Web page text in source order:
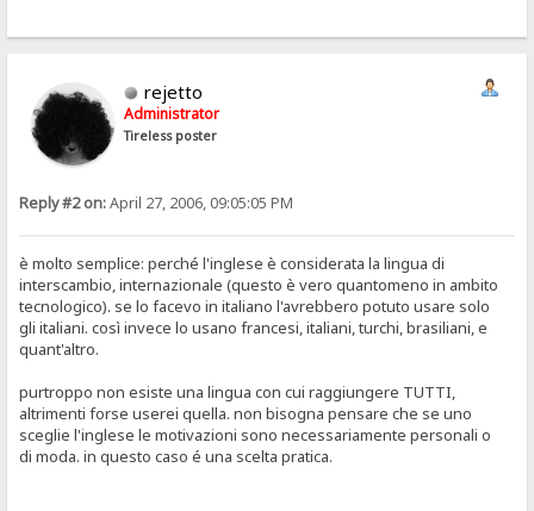
rejetto
Administrator
Tireless poster
Reply #2 on:April 27, 2006, 09:05:05 PM
è molto semplice: perché l'inglese è considerata la lingua di
interscambio, internazionale (questo è vero quantomeno in ambito
tecnologico). se lo facevo in italiano l'avrebbero potuto usare solo
gli italiani. così invece lo usano francesi, italiani, turchi, brasiliani, e
quant'altro.
purtroppo non esiste una lingua con cui raggiungere TUTTI,
altrimenti forse userei quella. non bisogna pensare che se uno
sceglie l'inglese le motivazioni sono necessariamente personali o
di moda. in questo caso é una scelta pratica.